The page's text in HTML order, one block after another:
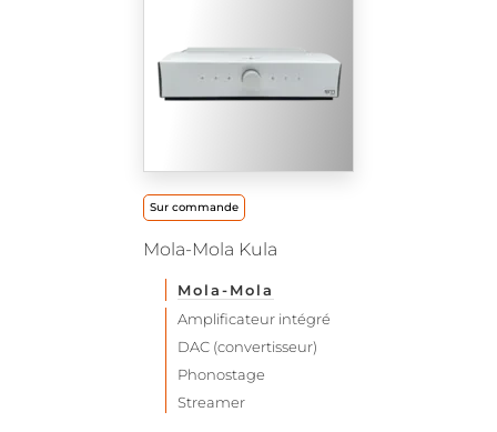
Sur commande
Mola-Mola Kula
Mola-Mola
Amplificateur intégré
DAC (convertisseur)
Phonostage
Streamer